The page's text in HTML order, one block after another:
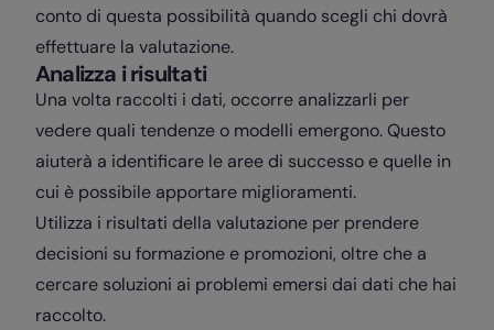
conto di questa possibilità quando scegli chi dovrà
effettuare la valutazione.
Analizza i risultati
Una volta raccolti i dati, occorre analizzarli per
vedere quali tendenze o modelli emergono. Questo
aiuterà a identificare le aree di successo e quelle in
cui è possibile apportare miglioramenti.
Utilizza i risultati della valutazione per prendere
decisioni su formazione e promozioni, oltre che a
cercare soluzioni ai problemi emersi dai dati che hai
raccolto.